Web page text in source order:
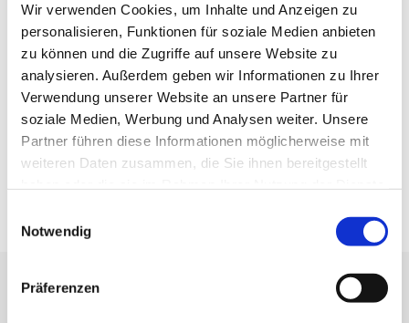
Wir verwenden Cookies, um Inhalte und Anzeigen zu
personalisieren, Funktionen für soziale Medien anbieten
zu können und die Zugriffe auf unsere Website zu
analysieren. Außerdem geben wir Informationen zu Ihrer
Verwendung unserer Website an unsere Partner für
soziale Medien, Werbung und Analysen weiter. Unsere
Partner führen diese Informationen möglicherweise mit
weiteren Daten zusammen, die Sie ihnen bereitgestellt
Notwendig
Präferenzen
Innen Durchmesser (mm) 127
Aussen Durchmesser (mm) 180
Breite (mm) 44,45
Offen
Käfig Messing
Erhalten Sie unseren Newsletter